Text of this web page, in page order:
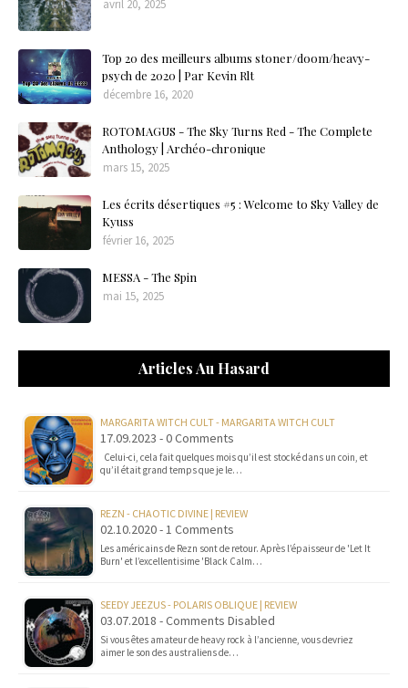
avril 20, 2025
Top 20 des meilleurs albums stoner/doom/heavy-
psych de 2020 | Par Kevin Rlt
décembre 16, 2020
ROTOMAGUS - The Sky Turns Red - The Complete
Anthology | Archéo-chronique
mars 15, 2025
Les écrits désertiques #5 : Welcome to Sky Valley de
Kyuss
février 16, 2025
MESSA - The Spin
mai 15, 2025
Articles Au Hasard
MARGARITA WITCH CULT - MARGARITA WITCH CULT
17.09.2023 - 0 Comments
Celui-ci, cela fait quelques mois qu’il est stocké dans un coin, et
qu’il était grand temps que je le…
REZN - CHAOTIC DIVINE | REVIEW
02.10.2020 - 1 Comments
Les américains de Rezn sont de retour. Après l’épaisseur de 'Let It
Burn' et l’excellentisime 'Black Calm…
SEEDY JEEZUS - POLARIS OBLIQUE | REVIEW
03.07.2018 - Comments Disabled
Si vous êtes amateur de heavy rock à l’ancienne, vous devriez
aimer le son des australiens de…